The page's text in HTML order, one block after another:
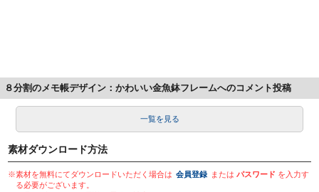
８分割のメモ帳デザイン：かわいい金魚鉢フレームへのコメント投稿
一覧を見る
素材ダウンロード方法
※素材を無料にてダウンロードいただく場合は 会員登録 またはパスワード を入力す
る必要がございます。